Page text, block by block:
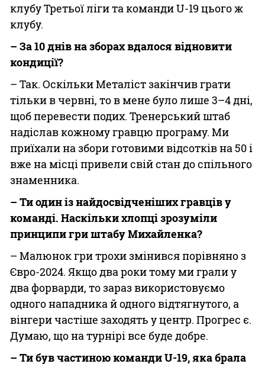
клубу Третьої ліги та команди U-19 цього ж
клубу.
– За 10 днів на зборах вдалося відновити
кондиції?
– Так. Оскільки Металіст закінчив грати
тільки в червні, то в мене було лише 3–4 дні,
щоб перевести подих. Тренерський штаб
надіслав кожному гравцю програму. Ми
приїхали на збори готовими відсотків на 50 і
вже на місці привели свій стан до спільного
знаменника.
– Ти один із найдосвідченіших гравців у
команді. Наскільки хлопці зрозуміли
принципи гри штабу Михайленка?
– Малюнок гри трохи змінився порівняно з
Євро-2024. Якщо два роки тому ми грали у
два форварди, то зараз використовуємо
одного нападника й одного відтягнутого, а
вінгери частіше заходять у центр. Прогрес є.
Думаю, що на турнірі все буде добре.
– Ти був частиною команди U-19, яка брала